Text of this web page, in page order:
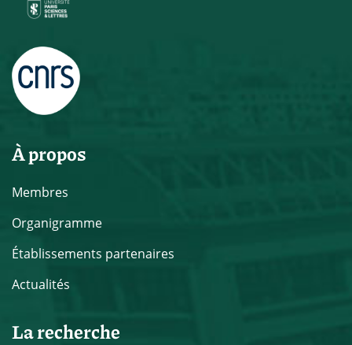
À propos
Membres
Organigramme
Établissements partenaires
Actualités
La recherche